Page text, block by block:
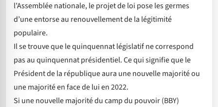
l’Assemblée nationale, le projet de loi pose les germes
d’une entorse au renouvellement de la légitimité
populaire.
Il se trouve que le quinquennat législatif ne correspond
pas au quinquennat présidentiel. Ce qui signifie que le
Président de la république aura une nouvelle majorité ou
une majorité en face de lui en 2022.
Si une nouvelle majorité du camp du pouvoir (BBY)